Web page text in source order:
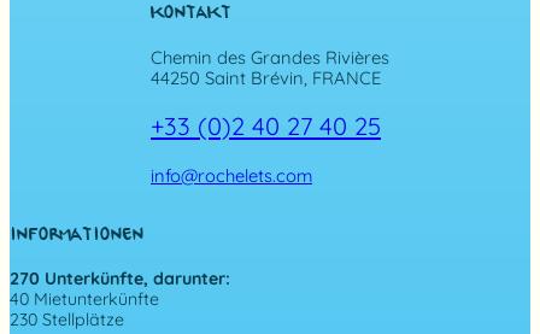
KONTAKT
Chemin des Grandes Rivières
44250 Saint Brévin, FRANCE
+33 (0)2 40 27 40 25
info@rochelets.com
INFORMATIONEN
270 Unterkünfte, darunter:
40 Mietunterkünfte
230 Stellplätze